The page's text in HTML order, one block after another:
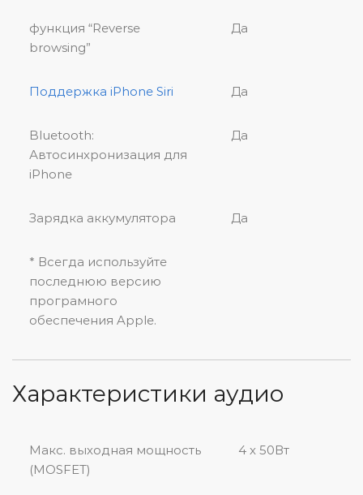
функция “Reverse
browsing”
Да
Поддержка iPhone Siri Да
Bluetooth:
Автосинхронизация для
iPhone
Да
Зарядка аккумулятора Да
* Всегда используйте
последнюю версию
програмного
обеспечения Apple.
Характеристики аудио
Макс. выходная мощность
(MOSFET)
4 x 50Вт